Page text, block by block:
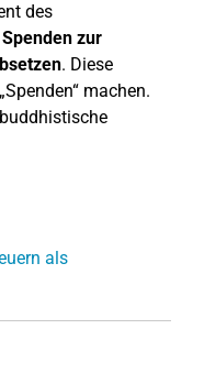
des
zur
. Diese
machen.
als